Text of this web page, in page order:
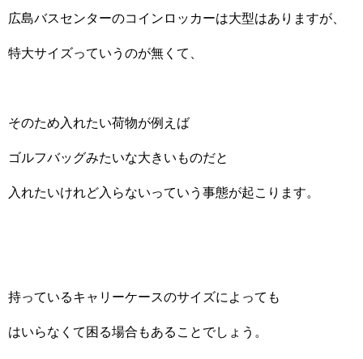
広島バスセンターのコインロッカーは大型はありますが、
特大サイズっていうのが無くて、
そのため入れたい荷物が例えば
ゴルフバッグみたいな大きいものだと
入れたいけれど入らないっていう事態が起こります。
持っているキャリーケースのサイズによっても
はいらなくて困る場合もあることでしょう。